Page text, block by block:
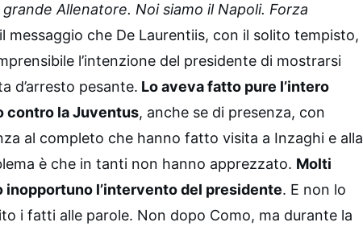
Allenatore. Noi siamo il Napoli. Forza
messaggio che De Laurentiis, con il solito tempisto,
l’intenzione del presidente di mostrarsi
d’arresto pesante. Lo aveva fatto pure l’intero
contro la Juventus, anche se di presenza, con
al completo che hanno fatto visita a Inzaghi e alla
è che in tanti non hanno apprezzato. Molti
l’intervento del presidente. E non lo
i fatti alle parole. Non dopo Como, ma durante la